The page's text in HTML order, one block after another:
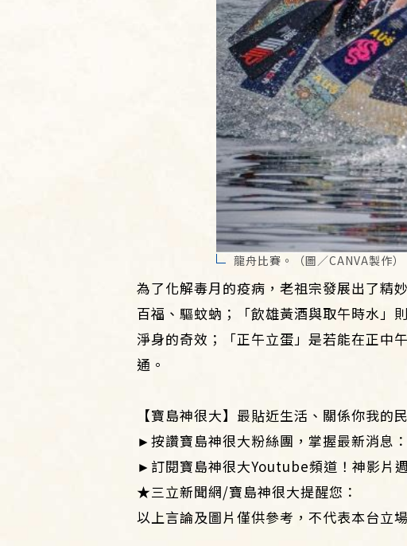
龍舟比賽。（圖／CANVA製作）
為了化解毒月的疫病，老祖宗發展出了精
百福、驅蚊蚋；「飲雄黃酒與取午時水」
淨身的奇效；「正午立蛋」是若能在正中
通。
【寶島神很大】最貼近生活、關係你我
►按讚寶島神很大粉絲團，掌握最新消息：
►訂閱寶島神很大Youtube頻道！神影片
★三立新聞網/寶島神很大提醒您：
以上言論及圖片僅供參考，不代表本台立場